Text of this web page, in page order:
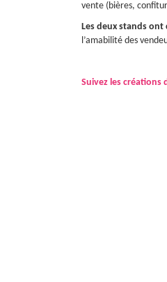
vente (bières,
Les deux stands ont
l’amabilité des
Suivez les créations